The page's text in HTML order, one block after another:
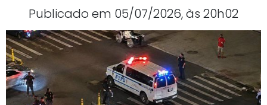
Publicado em 05/07/2026, às 20h02